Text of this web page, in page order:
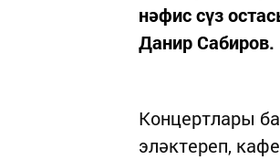
нәфис сүз
Данир Сабиров.
Концертлары
эләктереп,